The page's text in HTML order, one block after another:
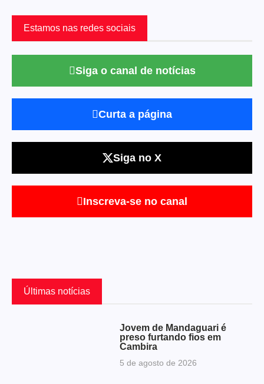
Estamos nas redes sociais
Siga o canal de notícias
Curta a página
Siga no X
Inscreva-se no canal
Últimas notícias
Jovem de Mandaguari é
preso furtando fios em
Cambira
5 de agosto de 2026